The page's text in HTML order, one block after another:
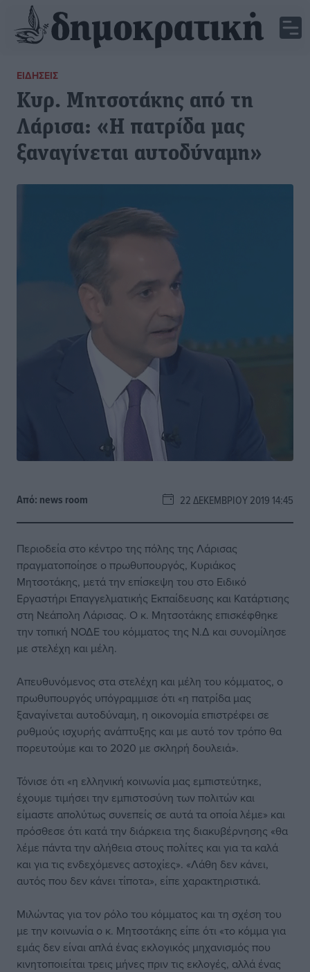
ΕΙΔΉΣΕΙΣ
Κυρ. Μητσοτάκης από τη
Λάρισα: «Η πατρίδα μας
ξαναγίνεται αυτοδύναμη»
Από: news room 22 ΔΕΚΕΜΒΡΊΟΥ 2019 14:45
Περιοδεία στο κέντρο της πόλης της Λάρισας
πραγματοποίησε ο πρωθυπουργός, Κυριάκος
Μητσοτάκης, μετά την επίσκεψη του στο Ειδικό
Εργαστήρι Επαγγελματικής Εκπαίδευσης και Κατάρτισης
στη Νεάπολη Λάρισας. Ο κ. Μητσοτάκης επισκέφθηκε
την τοπική ΝΟΔΕ του κόμματος της Ν.Δ και συνομίλησε
με στελέχη και μέλη.
Απευθυνόμενος στα στελέχη και μέλη του κόμματος, ο
πρωθυπουργός υπόγραμμισε ότι «η πατρίδα μας
ξαναγίνεται αυτοδύναμη, η οικονομία επιστρέφει σε
ρυθμούς ισχυρής ανάπτυξης και με αυτό τον τρόπο θα
πορευτούμε και το 2020 με σκληρή δουλειά».
Τόνισε ότι «η ελληνική κοινωνία μας εμπιστεύτηκε,
έχουμε τιμήσει την εμπιστοσύνη των πολιτών και
είμαστε απολύτως συνεπείς σε αυτά τα οποία λέμε» και
πρόσθεσε ότι κατά την διάρκεια της διακυβέρνησης «θα
λέμε πάντα την αλήθεια στους πολίτες και για τα καλά
και για τις ενδεχόμενες αστοχίες». «Λάθη δεν κάνει,
αυτός που δεν κάνει τίποτα», είπε χαρακτηριστικά.
Μιλώντας για τον ρόλο του κόμματος και τη σχέση του
με την κοινωνία ο κ. Μητσοτάκης είπε ότι «το κόμμα για
εμάς δεν είναι απλά ένας εκλογικός μηχανισμός που
κινητοποιείται τρεις μήνες πριν τις εκλογές, αλλά ένας